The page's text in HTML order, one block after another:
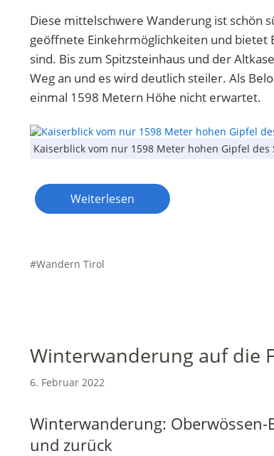
Diese mittelschwere Wanderung ist schön
geöffnete Einkehrmöglichkeiten und bietet
sind. Bis zum Spitzsteinhaus und der
Weg an und es wird deutlich steiler. Als
einmal 1598 Metern Höhe nicht erwartet.
Kaiserblick vom nur 1598 Meter hohen Gipfel des
Weiterlesen
Wandern Tirol
Winterwanderung auf die
6. Februar 2022
Winterwanderung: Oberwössen-
und zurück